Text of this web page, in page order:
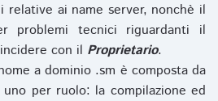
relative ai name server, nonchè il
problemi tecnici riguardanti il
con il Proprietario.
a dominio .sm è composta da
per ruolo: la compilazione ed